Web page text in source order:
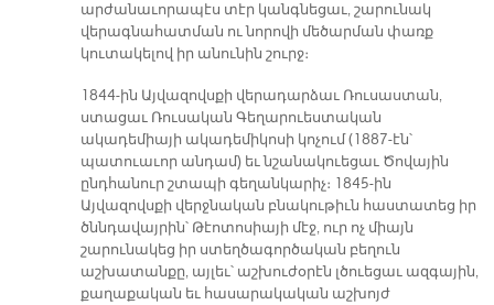
արժանաւորապէս տէր կանգնեցաւ, շարունակ
վերագնահատման ու նորովի մեծարման փառք
կուտակելով իր անունին շուրջ։
1844-ին Այվազովսքի վերադարձաւ Ռուսաստան,
ստացաւ Ռուսական Գեղարուեստական
ակադեմիայի ակադեմիկոսի կոչում (1887-էն՝
պատուաւոր անդամ) եւ նշանակուեցաւ Ծովային
ընդհանուր շտապի գեղանկարիչ։ 1845-ին
Այվազովսքի վերջնական բնակութիւն հաստատեց իր
ծննդավայրին՝ Թէոտոսիայի մէջ, ուր ոչ միայն
շարունակեց իր ստեղծագործական բեղուն
աշխատանքը, այլեւ՝ աշխուժօրէն լծուեցաւ ազգային,
քաղաքական եւ հասարակական աշխոյժ